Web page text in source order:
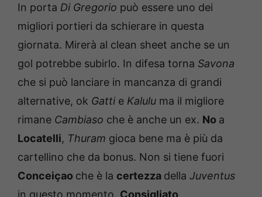
In porta Di Gregorio può essere uno dei
migliori portieri da schierare in questa
giornata. Mirerà al clean sheet anche se un
gol potrebbe subirlo. In difesa torna Savona
che si può lanciare in mancanza di grandi
alternative, ok Gatti e Kalulu ma il migliore
rimane Cambiaso che è anche un ex. No a
Locatelli, Thuram gioca bene ma è più da
cartellino che da bonus. Non si tiene fuori
Conceiçao che è la certezza della Juventus
in questo momento. Consigliato